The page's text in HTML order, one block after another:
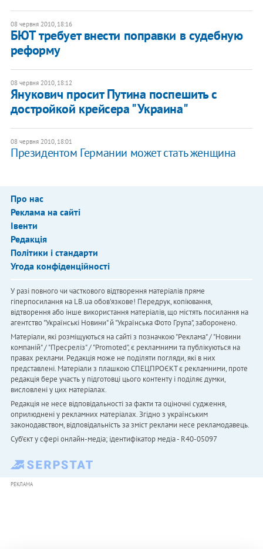
08 червня 2010, 18:16
БЮТ требует внести поправки в судебную
реформу
08 червня 2010, 18:12
Янукович просит Путина поспешить с
достройкой крейсера "Украина"
08 червня 2010, 18:01
Президентом Германии может стать женщина
Про нас
Реклама на сайті
Івенти
Редакція
Політики і стандарти
Угода конфіденційності
У разі повного чи часткового відтворення матеріалів пряме
гіперпосилання на LB.ua обов'язкове! Передрук, копіювання,
відтворення або інше використання матеріалів, що містять посилання на
агентство "Українськi Новини" й "Українська Фото Група", заборонено.
Матеріали, які розміщуються на сайті з позначкою "Реклама" / "Новини
компаній" / "Пресреліз" / "Promoted", є рекламними та публікуються на
правах реклами. Редакція може не поділяти погляди, які в них
представлені. Матеріали з плашкою СПЕЦПРОЄКТ є рекламними, проте
редакція бере участь у підготовці цього контенту і поділяє думки,
висловлені у цих матеріалах.
Редакція не несе відповідальності за факти та оціночні судження,
оприлюднені у рекламних матеріалах. Згідно з українським
законодавством, відповідальність за зміст реклами несе рекламодавець.
Cуб'єкт у сфері онлайн-медіа; ідентифікатор медіа - R40-05097
РЕКЛАМА